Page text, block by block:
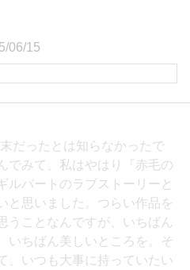
06/15
だったとは知らなかったで
でみて、私はやはり『赤毛の
ルバートのラブストーリーと
と思いました。つらい作品を
うことなんですが、いちばん
いちばん美しいところを。そ
、いつも大事に持っていたい